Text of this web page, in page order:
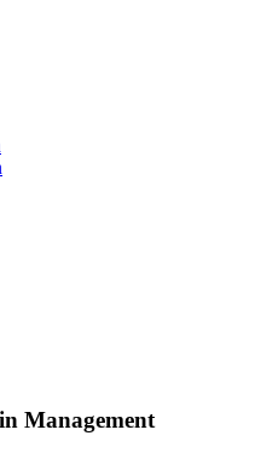
Management